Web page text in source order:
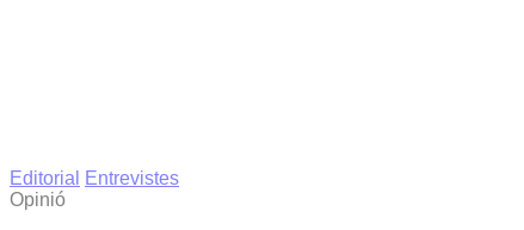
Editorial
Entrevistes
Opinió